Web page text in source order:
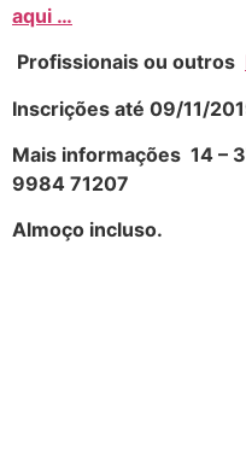
aqui …
Profissionais ou outros
Inscrições até 09/11/
Mais informações 14 –
9984 71207
Almoço incluso.